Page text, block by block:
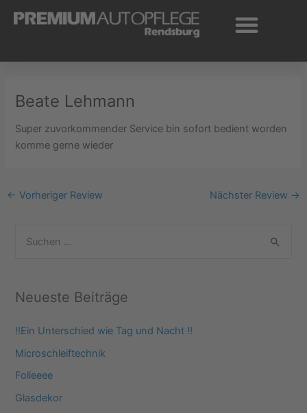
Inhalt
Beate Lehmann
Super zuvorkommender Service bin sofort bedient worden
komme gerne wieder
← Vorheriger Review Nächster Review →
h
e
c
Neueste Beiträge
‼️Ein Unterschied wie Tag und Nacht ‼️
Microschleiftechnik
Folieeee
Glasdekor